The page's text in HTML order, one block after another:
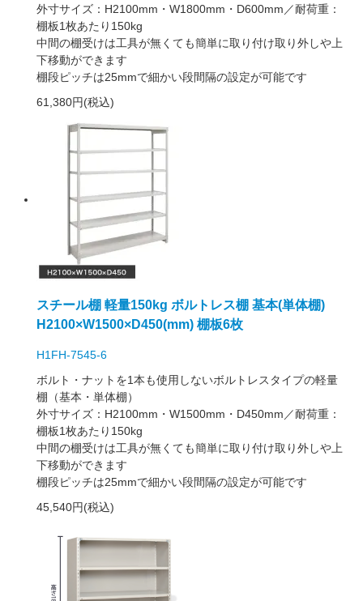
外寸サイズ：H2100mm・W1800mm・D600mm／耐荷重：
棚板1枚あたり150kg
中間の棚受けは工具が無くても簡単に取り付け取り外しや上
下移動ができます
棚段ピッチは25mmで細かい段間隔の設定が可能です
61,380円(税込)
スチール棚 軽量150kg ボルトレス棚 基本(単体棚)
H2100×W1500×D450(mm) 棚板6枚
H1FH-7545-6
ボルト・ナットを1本も使用しないボルトレスタイプの軽量
棚（基本・単体棚）
外寸サイズ：H2100mm・W1500mm・D450mm／耐荷重：
棚板1枚あたり150kg
中間の棚受けは工具が無くても簡単に取り付け取り外しや上
下移動ができます
棚段ピッチは25mmで細かい段間隔の設定が可能です
45,540円(税込)